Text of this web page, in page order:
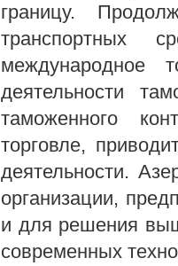
границу.
транспортных
международное
деятельности
таможенного
торговле,
деятельности.
организации,
и для решения
современных